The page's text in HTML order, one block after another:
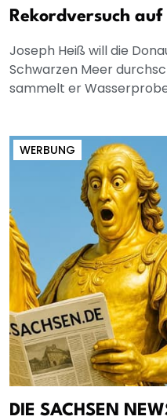
Rekordversuch auf
Joseph Heiß will die
Schwarzen Meer
sammelt er
WERBUNG
DIE SACHSEN